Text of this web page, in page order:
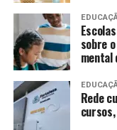
sobre
mental
Rede